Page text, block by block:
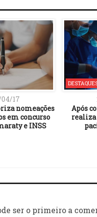
04/17
nomeações
em concurso
e INSS
Após
ser o primeiro a